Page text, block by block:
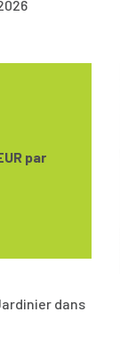
par
dans